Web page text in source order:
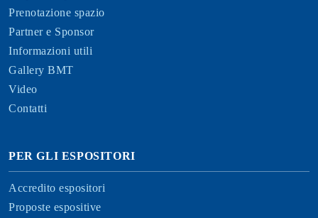
Prenotazione spazio
Partner e Sponsor
Informazioni utili
Gallery BMT
Video
Contatti
PER GLI ESPOSITORI
Accredito espositori
Proposte espositive